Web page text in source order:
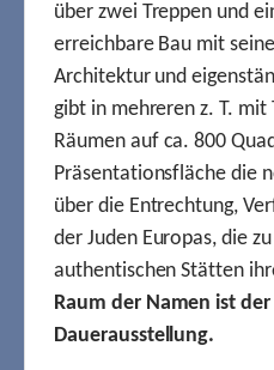
über zwei Treppen und
erreichbare Bau mit
Architektur und
gibt in mehreren z. T.
Räumen auf ca. 800
Präsentationsfläche die
über die Entrechtung,
der Juden Europas, die
authentischen Stätten
Raum der Namen ist
Dauerausstellung.